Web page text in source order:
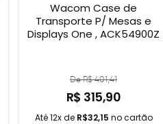
Wacom Case de
Transporte P/ Mesas e
Displays One , ACK54900Z
De R$ 401,41
R$ 315,90
Até 12x de R$32,15 no cartão